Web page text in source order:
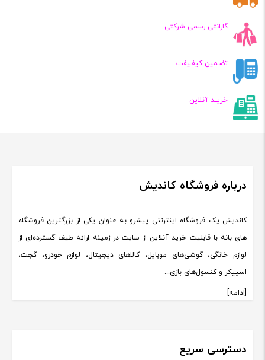
گارانتی رسمی شرکتی
تضـمین کیفـیفت
خریــد آنلاین
درباره فروشگاه کاندیش
کاندیش یک فروشگاه اینترنتی پیشرو به عنوان یکی از بزرگترین فروشگاه
های بانه با قابلیت خرید آنلاین از سایت در زمینه ارائه طیف گسترده‌ای از
لوازم خانگی، گوشی‌های موبایل، کالاهای دیجیتال، لوازم خودرو، گجت،
اسپیکر و کنسول‌های بازی...
[ادامه]
دسترسی سریع